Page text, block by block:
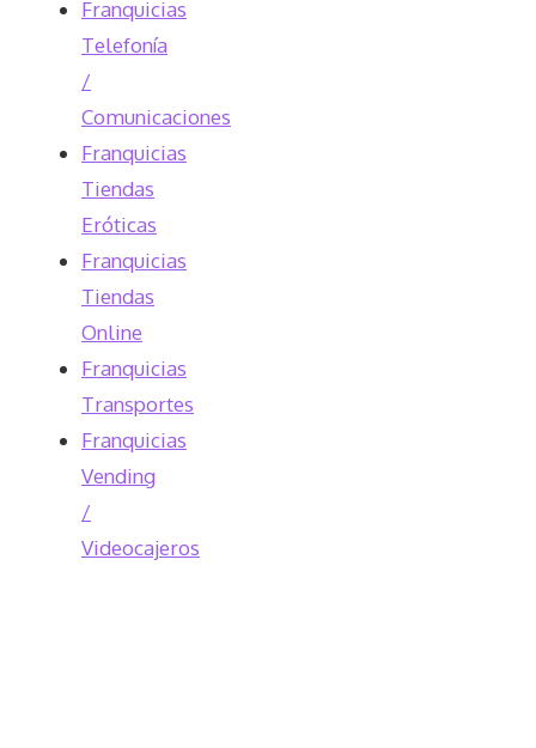
Franquicias
Telefonía
/
Comunicaciones
Franquicias
Tiendas
Eróticas
Franquicias
Tiendas
Online
Franquicias
Transportes
Franquicias
Vending
/
Videocajeros